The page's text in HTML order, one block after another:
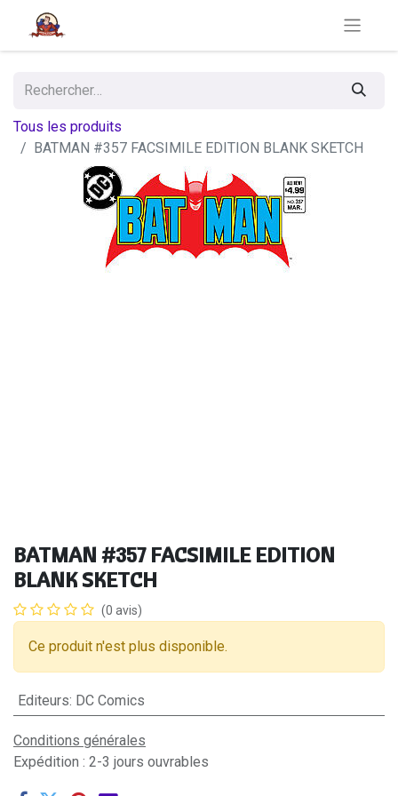
Tous les produits
BATMAN #357 FACSIMILE EDITION BLANK SKETCH
BATMAN #357 FACSIMILE EDITION
BLANK SKETCH
(0 avis)
Ce produit n'est plus disponible.
Editeurs: DC Comics
Conditions générales
Expédition : 2-3 jours ouvrables